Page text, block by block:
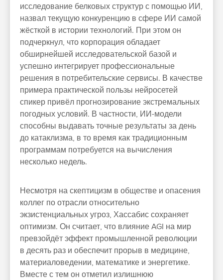
исследование белковых структур с помощью ИИ,
назвал текущую конкуренцию в сфере ИИ самой
жёсткой в истории технологий. При этом он
подчеркнул, что корпорация обладает
обширнейшей исследовательской базой и
успешно интегрирует профессиональные
решения в потребительские сервисы. В качестве
примера практической пользы нейросетей
спикер привёл прогнозирование экстремальных
погодных условий. В частности, ИИ-модели
способны выдавать точные результаты за день
до катаклизма, в то время как традиционным
программам потребуется на вычисления
несколько недель.
Несмотря на скептицизм в обществе и опасения
коллег по отрасли относительно
экзистенциальных угроз, Хассабис сохраняет
оптимизм. Он считает, что влияние AGI на мир
превзойдёт эффект промышленной революции
в десять раз и обеспечит прорыв в медицине,
материаловедении, математике и энергетике.
Вместе с тем он отметил излишнюю